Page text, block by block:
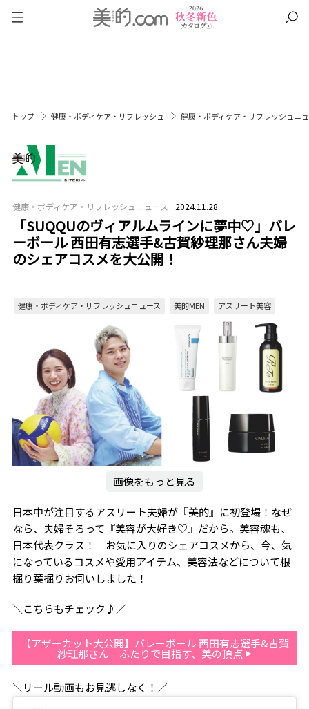
トップ 健康・ボディケア・リフレッシュ 健康・ボディケア・リフレッシュニ
健康・ボディケア・リフレッシュニュース 2024.11.28
「SUQQUのヴィアルムラインに夢中♡」バレ
ーボール 西田有志選手&古賀紗理那さん夫婦
のシェアコスメを大公開！
健康・ボディケア・リフレッシュニュース 美的MEN アスリート美容
画像をもっと見る
日本中が注目するアスリート夫婦が『美的』に初登場！なぜ
なら、夫婦そろって『美容が大好き♡』だから。美容魂も、
日本代表クラス！ お気に入りのシェアコスメから、今、気
になっているコスメや愛用アイテム、美容法などについて根
掘り葉掘りお伺いしました！
＼こちらもチェック♪／
【アザーカット大公開】バレーボール 西田有志選手&古賀
紗理那さん｜ふたりで目指す、美の頂点
＼リール動画もお見逃しなく！／